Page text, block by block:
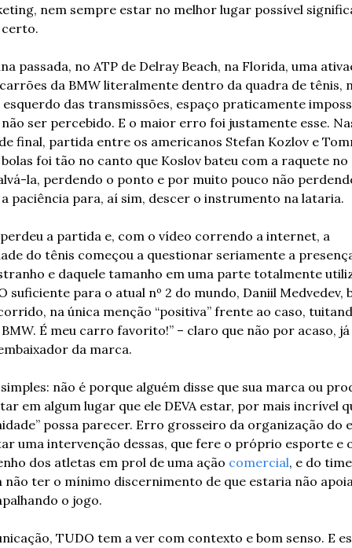
nem sempre estar no melhor lugar possível
passada, no ATP de Delray Beach, na Florida, uma
da BMW literalmente dentro da quadra de tênis,
das transmissões, espaço praticamente
ser percebido. E o maior erro foi justamente esse.
final, partida entre os americanos Stefan Kozlov e
foi tão no canto que Koslov bateu com a raquete
la, perdendo o ponto e por muito pouco não
paciência para, aí sim, descer o instrumento na lataria.
a partida e, com o vídeo correndo a internet, a
do tênis começou a questionar seriamente a
e daquele tamanho em uma parte totalmente
suficiente para o atual nº 2 do mundo, Daniil Medvedev,
na única menção “positiva” frente ao caso,
É meu carro favorito!” – claro que não por acaso, já
da marca.
não é porque alguém disse que sua marca ou
em algum lugar que ele DEVA estar, por mais incrível
possa parecer. Erro grosseiro da organização do
uma intervenção dessas, que fere o próprio esporte e
dos atletas em prol de uma ação comercial, e do
não ter o mínimo discernimento de que estaria não
o jogo.
TUDO tem a ver com contexto e bom senso. E